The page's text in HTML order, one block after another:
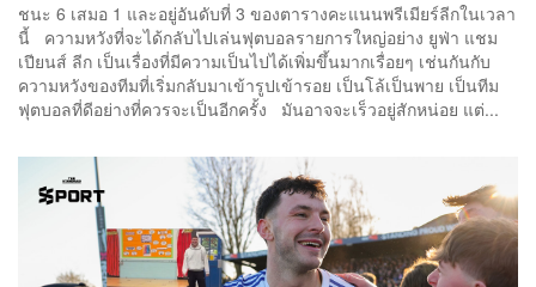
ชนะ 6 เสมอ 1 และอยู่อันดับที่ 3 ของตารางคะแนนพรีเมียร์ลีกในเวลา
นี้ ความหวังที่จะได้กลับไปเล่นฟุตบอลรายการใหญ่อย่าง ยูฟ่า แชม
เปียนส์ ลีก เป็นเรื่องที่มีความเป็นไปได้เพิ่มขึ้นมากเรื่อยๆ เช่นกันกับ
ความหวังของทีมที่เริ่มกลับมาเข้ารูปเข้ารอย เป็นโล้เป็นพาย เป็นทีม
ฟุตบอลที่ดีอย่างที่ควรจะเป็นอีกครั้ง มันอาจจะเร็วอยู่สักหน่อย แต่...